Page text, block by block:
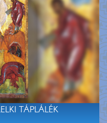
TÁPLÁLÉK